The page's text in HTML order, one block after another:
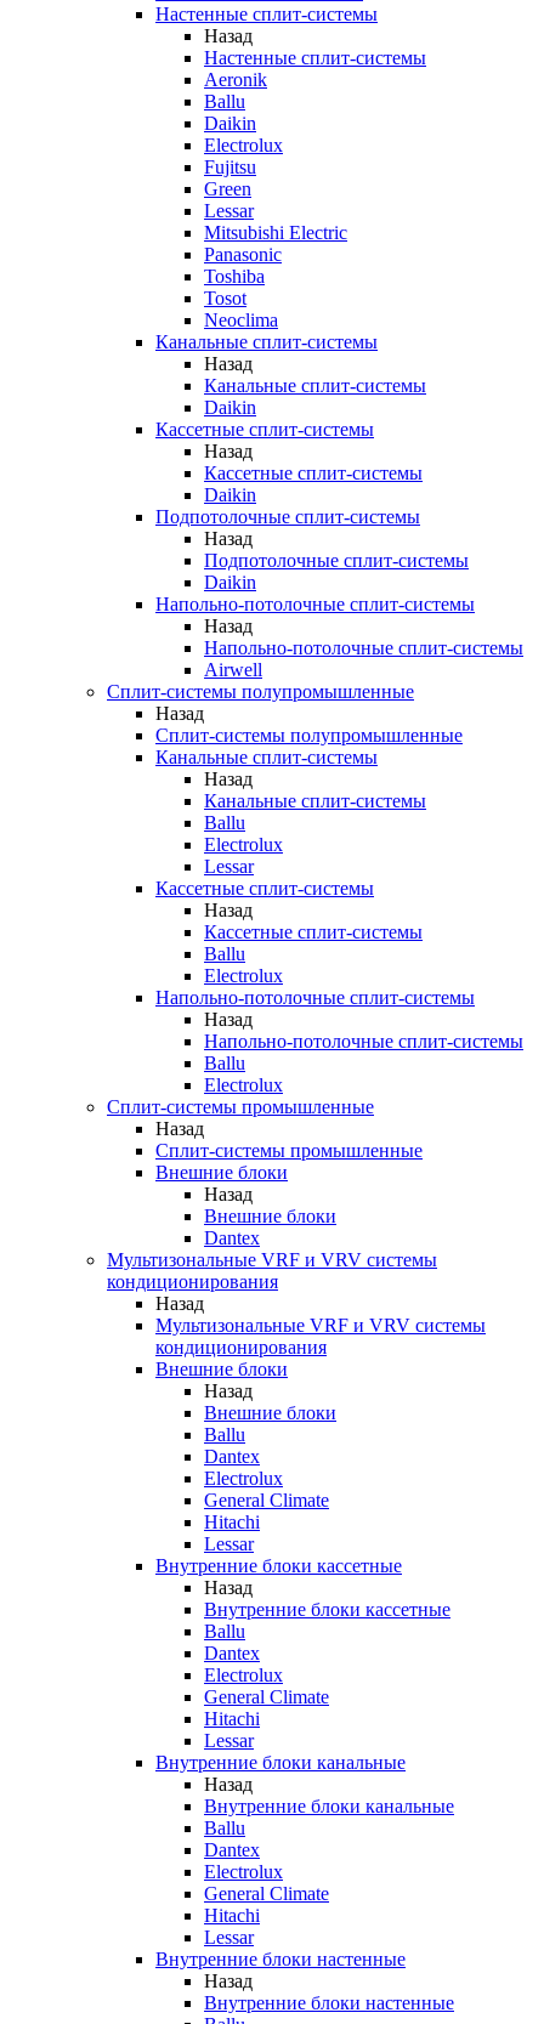
Настенные сплит-системы
Назад
Настенные сплит-системы
Aeronik
Ballu
Daikin
Electrolux
Fujitsu
Green
Lessar
Mitsubishi Electric
Panasonic
Toshiba
Tosot
Neoclima
Канальные сплит-системы
Назад
Канальные сплит-системы
Daikin
Кассетные сплит-системы
Назад
Кассетные сплит-системы
Daikin
Подпотолочные сплит-системы
Назад
Подпотолочные сплит-системы
Daikin
Напольно-потолочные сплит-системы
Назад
Напольно-потолочные сплит-системы
Airwell
Сплит-системы полупромышленные
Назад
Сплит-системы полупромышленные
Канальные сплит-системы
Назад
Канальные сплит-системы
Ballu
Electrolux
Lessar
Кассетные сплит-системы
Назад
Кассетные сплит-системы
Ballu
Electrolux
Напольно-потолочные сплит-системы
Назад
Напольно-потолочные сплит-системы
Ballu
Electrolux
Сплит-системы промышленные
Назад
Сплит-системы промышленные
Внешние блоки
Назад
Внешние блоки
Dantex
Мультизональные VRF и VRV системы
кондиционирования
Назад
Мультизональные VRF и VRV системы
кондиционирования
Внешние блоки
Назад
Внешние блоки
Ballu
Dantex
Electrolux
General Climate
Hitachi
Lessar
Внутренние блоки кассетные
Назад
Внутренние блоки кассетные
Ballu
Dantex
Electrolux
General Climate
Hitachi
Lessar
Внутренние блоки канальные
Назад
Внутренние блоки канальные
Ballu
Dantex
Electrolux
General Climate
Hitachi
Lessar
Внутренние блоки настенные
Назад
Внутренние блоки настенные